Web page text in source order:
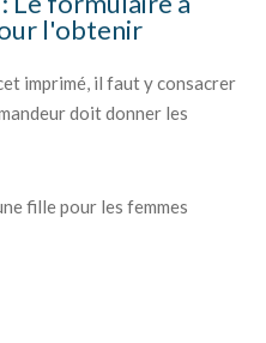
l'obtenir
imprimé, il faut y consacrer
doit donner les
fille pour les femmes